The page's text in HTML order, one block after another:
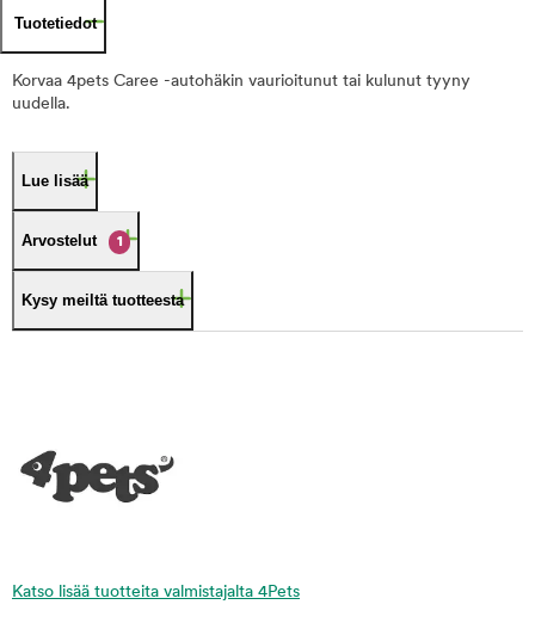
Tuotetiedot
Korvaa 4pets Caree -autohäkin vaurioitunut tai kulunut tyyny
uudella.
Lue lisää
Arvostelut 1
Kysy meiltä tuotteesta
Katso lisää tuotteita valmistajalta 4Pets